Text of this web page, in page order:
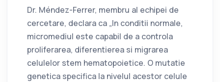
Dr. Méndez-Ferrer, membru al echipei de
cercetare, declara ca „In conditii normale,
micromediul este capabil de a controla
proliferarea, diferentierea si migrarea
celulelor stem hematopoietice. O mutatie
genetica specifica la nivelul acestor celule